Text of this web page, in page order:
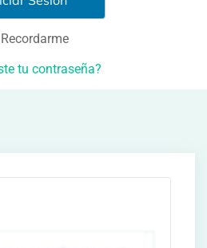
Recordarme
tu contraseña?